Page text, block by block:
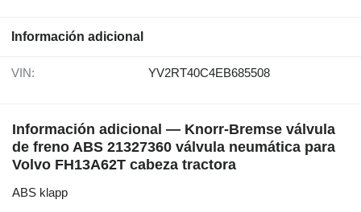
Información adicional
VIN: YV2RT40C4EB685508
Información adicional — Knorr-Bremse válvula
de freno ABS 21327360 válvula neumática para
Volvo FH13A62T cabeza tractora
ABS klapp